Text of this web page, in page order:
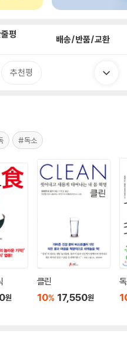
평 배송/반품/교환
추천평
#독소
원
클린
10% 17,550원